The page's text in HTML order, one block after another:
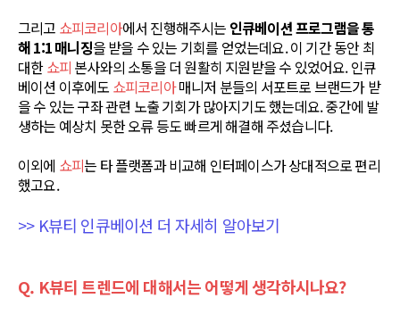
그리고 쇼피코리아에서 진행해주시는 인큐베이션 프로그램을 통
해 1:1 매니징을 받을 수 있는 기회를 얻었는데요. 이 기간 동안 최
대한쇼피 본사와의 소통을 더 원활히 지원받을 수 있었어요. 인큐
베이션 이후에도 쇼피코리아매니저 분들의 서포트로 브랜드가 받
을 수 있는 구좌 관련 노출 기회가 많아지기도 했는데요. 중간에 발
생하는 예상치 못한 오류 등도 빠르게 해결해 주셨습니다.
이외에 쇼피는 타 플랫폼과 비교해 인터페이스가 상대적으로 편리
했고요.
>> K뷰티 인큐베이션 더 자세히 알아보기
Q. K뷰티 트렌드에 대해서는 어떻게 생각하시나요?